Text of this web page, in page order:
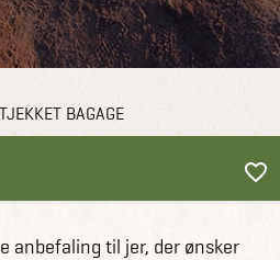
BAGAGE
anbefaling til jer, der ønsker